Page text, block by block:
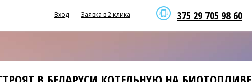
375 29 705 98 60
Вход Заявка в 2 клика